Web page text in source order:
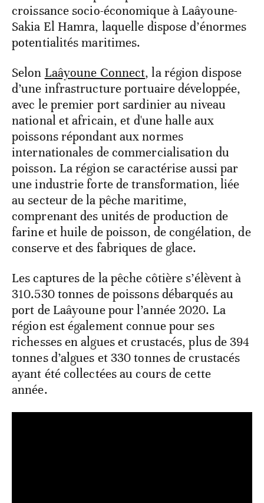
croissance socio-économique à Laâyoune-
Sakia El Hamra, laquelle dispose d’énormes
potentialités maritimes.
Selon Laâyoune Connect, la région dispose
d’une infrastructure portuaire développée,
avec le premier port sardinier au niveau
national et africain, et d'une halle aux
poissons répondant aux normes
internationales de commercialisation du
poisson. La région se caractérise aussi par
une industrie forte de transformation, liée
au secteur de la pêche maritime,
comprenant des unités de production de
farine et huile de poisson, de congélation, de
conserve et des fabriques de glace.
Les captures de la pêche côtière s’élèvent à
310.530 tonnes de poissons débarqués au
port de Laâyoune pour l’année 2020. La
région est également connue pour ses
richesses en algues et crustacés, plus de 394
tonnes d’algues et 330 tonnes de crustacés
ayant été collectées au cours de cette
année.